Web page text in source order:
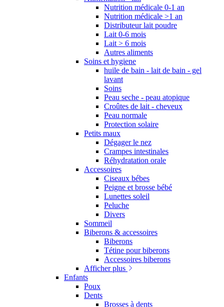
Nutrition médicale 0-1 an
Nutrition médicale >1 an
Distributeur lait poudre
Lait 0-6 mois
Lait > 6 mois
Autres aliments
Soins et hygiene
huile de bain - lait de bain - gel
lavant
Soins
Peau seche - peau atopique
Croûtes de lait - cheveux
Peau normale
Protection solaire
Petits maux
Dégager le nez
Crampes intestinales
Réhydratation orale
Accessoires
Ciseaux bébes
Peigne et brosse bébé
Lunettes soleil
Peluche
Divers
Sommeil
Biberons & accessoires
Biberons
Tétine pour biberons
Accessoires biberons
Afficher plus
Enfants
Poux
Dents
Brosses à dents